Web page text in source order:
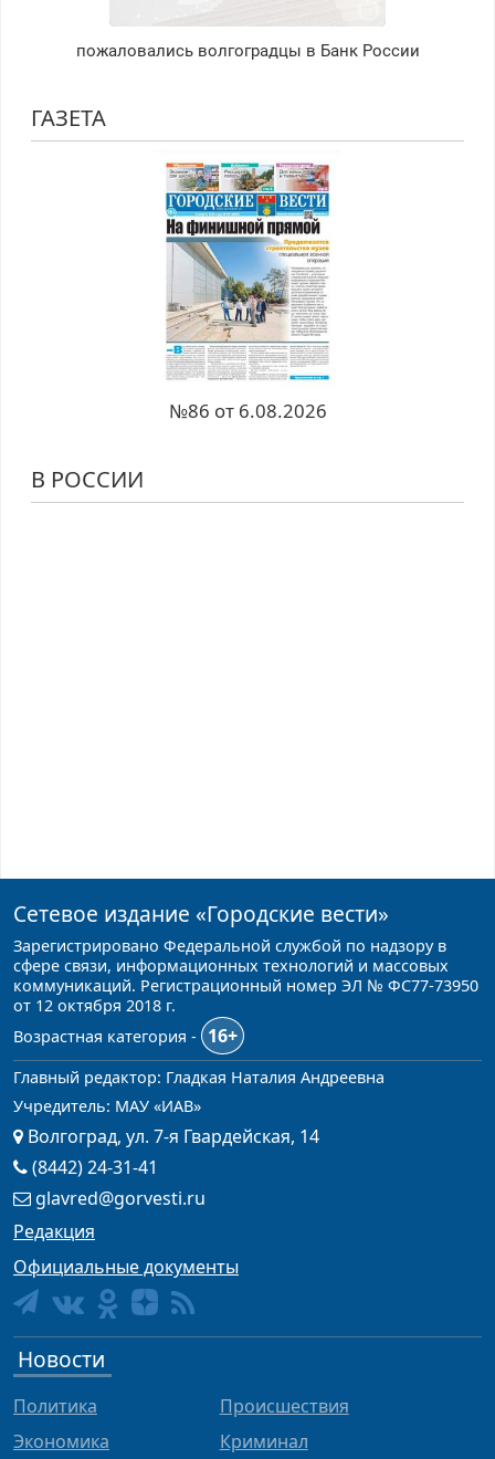
пожаловались волгоградцы в Банк России
ГАЗЕТА
№86 от 6.08.2026
В РОССИИ
Сетевое издание «Городские вести»
Зарегистрировано Федеральной службой по надзору в
сфере связи, информационных технологий и массовых
коммуникаций. Регистрационный номер ЭЛ № ФС77-73950
от 12 октября 2018 г.
Возрастная категория -
16+
Главный редактор: Гладкая Наталия Андреевна
Учредитель: МАУ «ИАВ»
Волгоград, ул. 7-я Гвардейская, 14
(8442) 24-31-41
glavred@gorvesti.ru
Редакция
Официальные документы
Новости
Политика
Экономика
Происшествия
Криминал